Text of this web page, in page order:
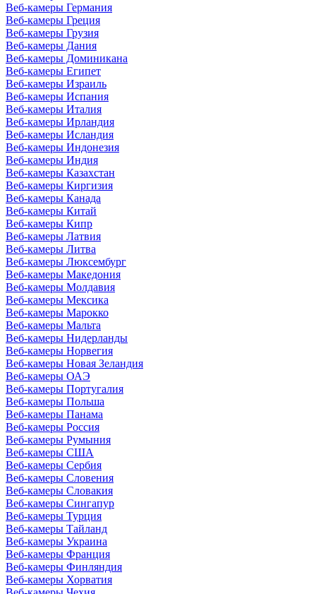
Веб-камеры Германия
Веб-камеры Греция
Веб-камеры Грузия
Веб-камеры Дания
Веб-камеры Доминикана
Веб-камеры Египет
Веб-камеры Израиль
Веб-камеры Испания
Веб-камеры Италия
Веб-камеры Ирландия
Веб-камеры Исландия
Веб-камеры Индонезия
Веб-камеры Индия
Веб-камеры Казахстан
Веб-камеры Киргизия
Веб-камеры Канада
Веб-камеры Китай
Веб-камеры Кипр
Веб-камеры Латвия
Веб-камеры Литва
Веб-камеры Люксембург
Веб-камеры Македония
Веб-камеры Молдавия
Веб-камеры Мексика
Веб-камеры Марокко
Веб-камеры Мальта
Веб-камеры Нидерланды
Веб-камеры Норвегия
Веб-камеры Новая Зеландия
Веб-камеры ОАЭ
Веб-камеры Португалия
Веб-камеры Польша
Веб-камеры Панама
Веб-камеры Россия
Веб-камеры Румыния
Веб-камеры США
Веб-камеры Сербия
Веб-камеры Словения
Веб-камеры Словакия
Веб-камеры Сингапур
Веб-камеры Турция
Веб-камеры Тайланд
Веб-камеры Украина
Веб-камеры Франция
Веб-камеры Финляндия
Веб-камеры Хорватия